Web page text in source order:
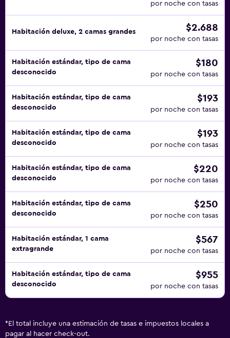
por noche con tasas
Habitación deluxe, 2 camas grandes $2.688
por noche con tasas
Habitación estándar, tipo de cama
desconocido
$180
por noche con tasas
Habitación estándar, tipo de cama
desconocido
$193
por noche con tasas
Habitación estándar, tipo de cama
desconocido
$193
por noche con tasas
Habitación estándar, tipo de cama
desconocido
$220
por noche con tasas
Habitación estándar, tipo de cama
desconocido
$250
por noche con tasas
Habitación estándar, 1 cama
extragrande
$567
por noche con tasas
Habitación estándar, tipo de cama
desconocido
$955
por noche con tasas
* El total incluye una estimación de tasas e impuestos locales a
pagar al hacer check-out.